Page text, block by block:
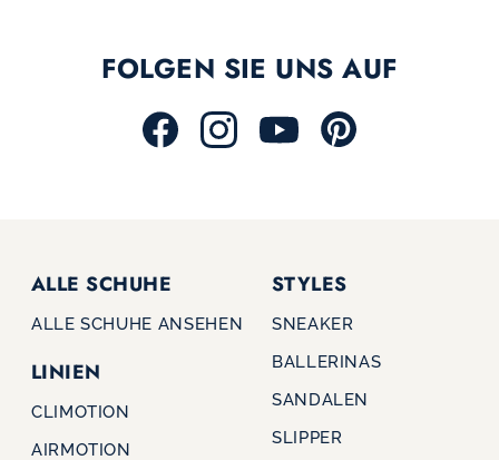
FOLGEN SIE UNS AUF
ALLE SCHUHE
ALLE SCHUHE ANSEHEN
LINIEN
CLIMOTION
AIRMOTION
STYLES
SNEAKER
BALLERINAS
SANDALEN
SLIPPER